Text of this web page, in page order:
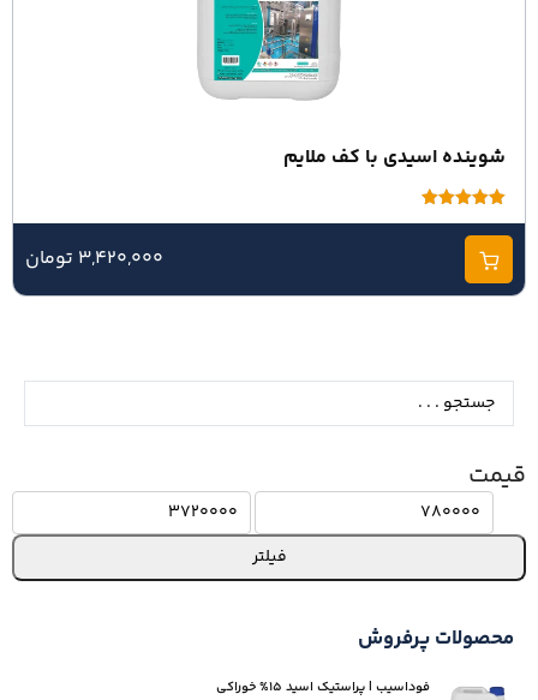
قیمت
فیلتر
محصولات پرفروش
فوداسیب | پراستیک اسید 15% خوراکی
شوینده اسیدی با کف ملایم
امتیاز5.00
از 5
3,420,000 تومان